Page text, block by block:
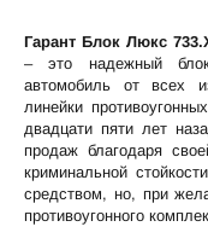
Гарант Блок Люкс
– это надежный
автомобиль от всех
линейки
двадцати пяти лет
продаж благодаря
криминальной
средством, но, при
противоугонного